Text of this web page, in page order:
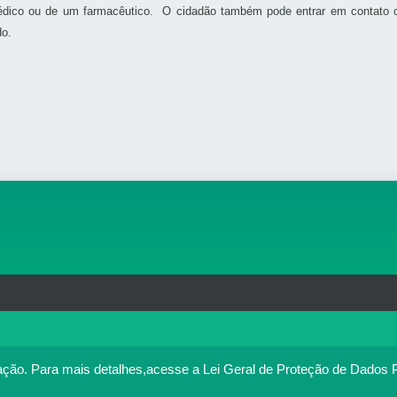
Para mais detalhes,acesse a Lei Geral de Proteção de Dados
ou de um farmacêutico. O cidadão também pode entrar em
0001-30
no portal. Ao utilizar o Portal Médico, você concorda com a
. Se você concorda, clique em ACEITO.